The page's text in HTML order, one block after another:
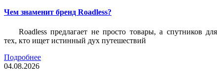
Чем знаменит бренд Roadless?
Roadless предлагает не просто товары, а спутников для
тех, кто ищет истинный дух путешествий
Подробнее
04.08.2026